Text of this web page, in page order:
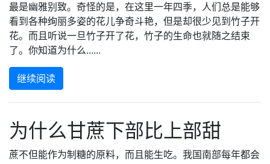
最是幽雅别致。奇怪的是，在这里一年四季，人们总是能够
看到各种绚丽多姿的花儿争奇斗艳，但是却很少见到竹子开
花。而且听说一旦竹子开了花，竹子的生命也就随之结束
了。你知道为什么......
继续阅读
为什么甘蔗下部比上部甜
蔗不但能作为制糖的原料，而且能生吃。我国南部每年都会